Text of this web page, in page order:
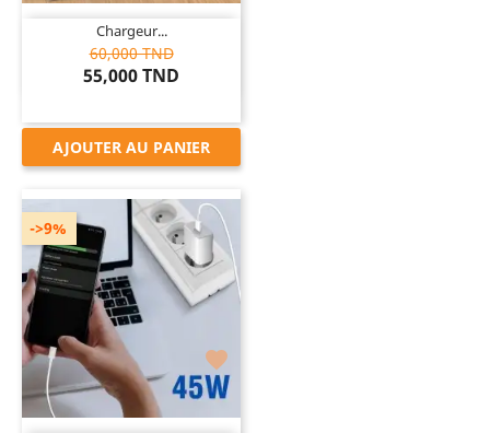
Chargeur...
60,000 TND
55,000 TND
AJOUTER AU PANIER

->9%